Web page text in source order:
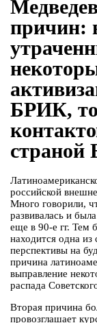
причин:
БРИК, то
страной
российской
Много говорили,
развивалась и
еще в 90-е гг. Тем
находится одна из
перспективы на
причина
выправление
распада
Вторая причина
провозглашает